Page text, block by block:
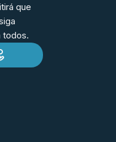
que
todos.